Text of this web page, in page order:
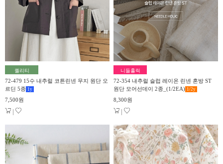
퀄리티
72-479 15수 내추럴 코튼린넨 무지 원단 오
르딘 5종 1 y
7,500원
|
니들홀릭
72-354 내추럴 슬럽 레이온 린넨 혼방 ST
원단 모어선데이 2종_(1/2EA) 1/2y
8,300원
|